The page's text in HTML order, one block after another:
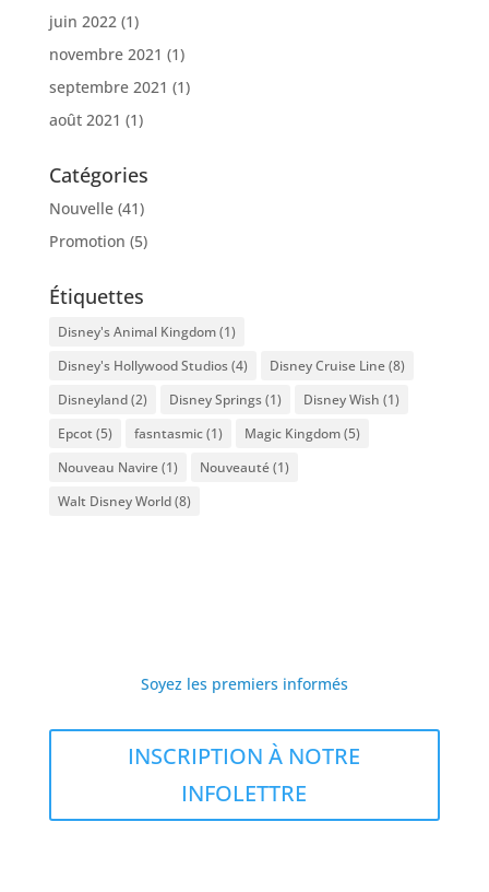
juin 2022 (1)
novembre 2021 (1)
septembre 2021 (1)
août 2021 (1)
Catégories
Nouvelle(41)
Promotion (5)
Étiquettes
Disney's Animal Kingdom(1)
Disney's Hollywood Studios(4) Disney Cruise Line(8)
Disneyland(2) Disney Springs(1) Disney Wish (1)
Epcot (5) fasntasmic(1) Magic Kingdom(5)
Nouveau Navire(1) Nouveauté(1)
Walt Disney World(8)
Soyez les premiers informés
INSCRIPTION À NOTRE
INFOLETTRE